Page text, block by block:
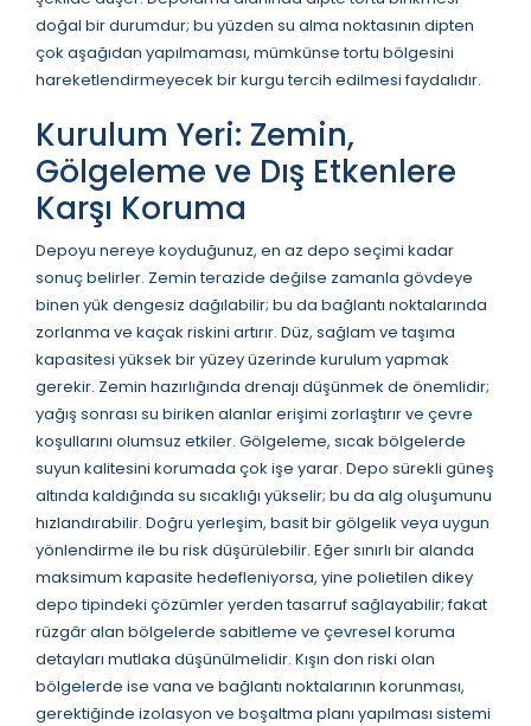
doğal bir durumdur; bu yüzden su alma noktasının dipten
çok aşağıdan yapılmaması, mümkünse tortu bölgesini
hareketlendirmeyecek bir kurgu tercih edilmesi faydalıdır.
Kurulum Yeri: Zemin,
Gölgeleme ve Dış Etkenlere
Karşı Koruma
Depoyu nereye koyduğunuz, en az depo seçimi kadar
sonuç belirler. Zemin terazide değilse zamanla gövdeye
binen yük dengesiz dağılabilir; bu da bağlantı noktalarında
zorlanma ve kaçak riskini artırır. Düz, sağlam ve taşıma
kapasitesi yüksek bir yüzey üzerinde kurulum yapmak
gerekir. Zemin hazırlığında drenajı düşünmek de önemlidir;
yağış sonrası su biriken alanlar erişimi zorlaştırır ve çevre
koşullarını olumsuz etkiler. Gölgeleme, sıcak bölgelerde
suyun kalitesini korumada çok işe yarar. Depo sürekli güneş
altında kaldığında su sıcaklığı yükselir; bu da alg oluşumunu
hızlandırabilir. Doğru yerleşim, basit bir gölgelik veya uygun
yönlendirme ile bu risk düşürülebilir. Eğer sınırlı bir alanda
maksimum kapasite hedefleniyorsa, yine polietilen dikey
depo tipindeki çözümler yerden tasarruf sağlayabilir; fakat
rüzgâr alan bölgelerde sabitleme ve çevresel koruma
detayları mutlaka düşünülmelidir. Kışın don riski olan
bölgelerde ise vana ve bağlantı noktalarının korunması,
gerektiğinde izolasyon ve boşaltma planı yapılması sistemi